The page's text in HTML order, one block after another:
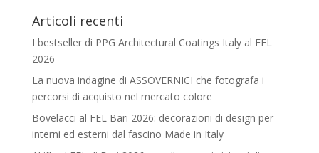
Articoli recenti
I bestseller di PPG Architectural Coatings Italy al FEL
2026
La nuova indagine di ASSOVERNICI che fotografa i
percorsi di acquisto nel mercato colore
Bovelacci al FEL Bari 2026: decorazioni di design per
interni ed esterni dal fascino Made in Italy